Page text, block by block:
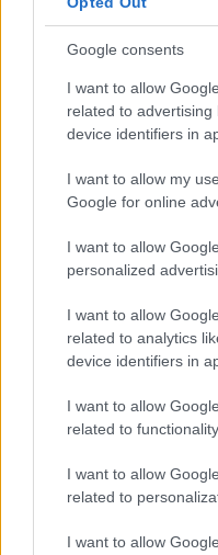
Google consents
I want to allow
related to
device identifiers in
I want to allow my
Google for online
I want to allow
personalized
I want to allow
related to analytics
device identifiers in
I want to allow
related to
I want to allow
related to
I want to allow
Ζώδια Σήμερα 6/8: Η
πρόβλημα!